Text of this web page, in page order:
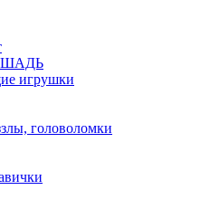
игрушки
головоломки